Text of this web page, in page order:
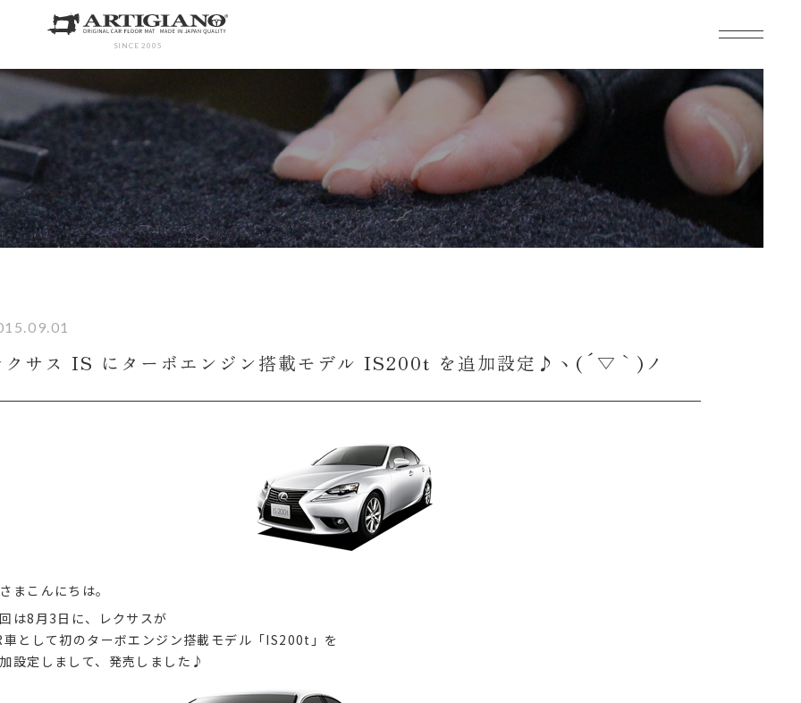
SINCE 2005
クサス IS にターボエンジン搭載モデル IS200t を追加設定♪ヽ(´▽｀)ノ
まこんにちは。
は8月3日に、レクサスが
車として初のターボエンジン搭載モデル「IS200t」を
設定しまして、発売しました♪